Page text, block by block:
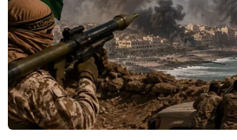
Doanh thu AI của Microsoft phụ
thuộc phần lớn vào đối tác OpenAI
06/08/2026 06:31
Tây Ninh: Tạo điều kiện hình thành